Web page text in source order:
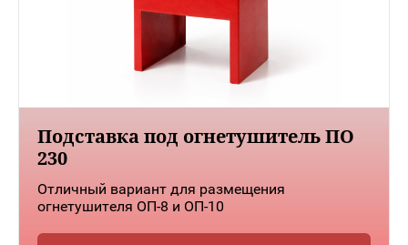
Подставка под огнетушитель ПО
230
Отличный вариант для размещения
огнетушителя ОП-8 и ОП-10